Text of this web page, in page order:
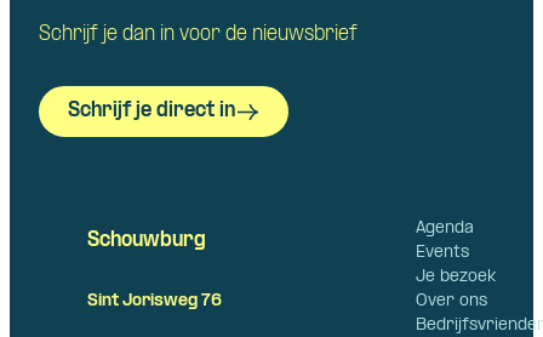
Schrijf je dan in voor de nieuwsbrief
Schrijf je direct in
Agenda
Events
Je bezoek
Over ons
Schouwburg
Sint Jorisweg 76